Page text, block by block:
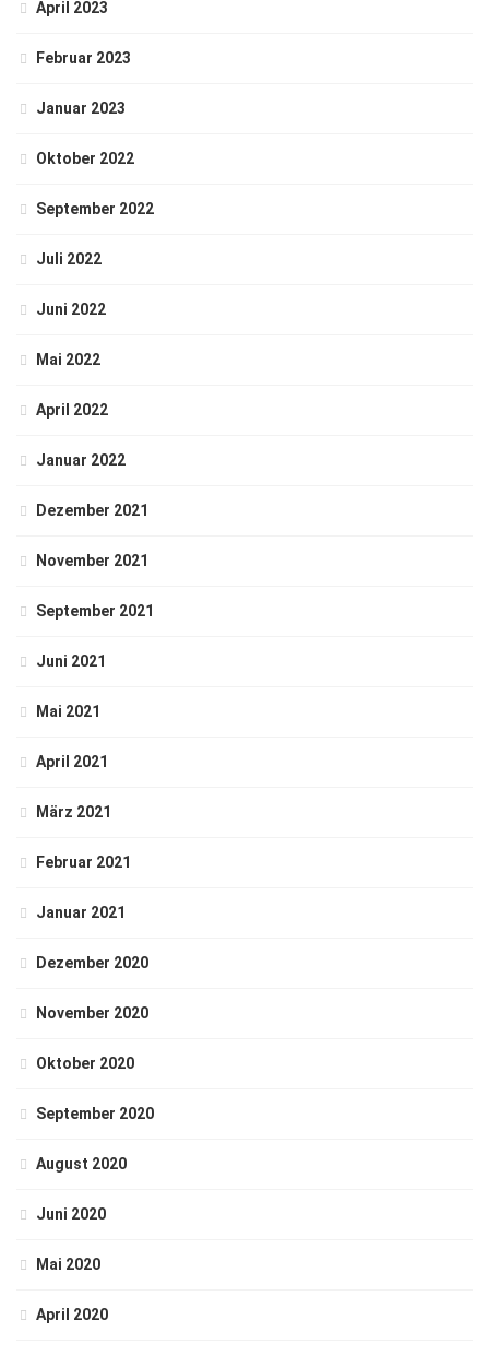
April 2023
Februar 2023
Januar 2023
Oktober 2022
September 2022
Juli 2022
Juni 2022
Mai 2022
April 2022
Januar 2022
Dezember 2021
November 2021
September 2021
Juni 2021
Mai 2021
April 2021
März 2021
Februar 2021
Januar 2021
Dezember 2020
November 2020
Oktober 2020
September 2020
August 2020
Juni 2020
Mai 2020
April 2020